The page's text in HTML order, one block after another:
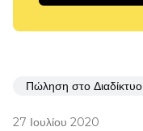
Πώληση στο Διαδίκτυο
27 Ιουλίου 2020